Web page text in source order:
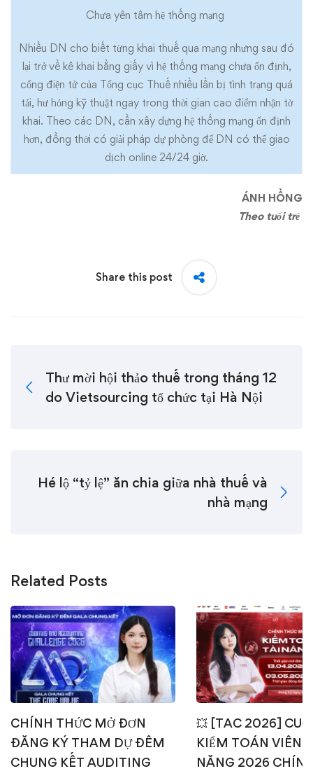
Chưa yên tâm hệ thống mạng
Nhiều DN cho biết từng khai thuế qua mạng nhưng sau đó
lại trở về kê khai bằng giấy vì hệ thống mạng chưa ổn định,
cổng điện tử của Tổng cục Thuế nhiều lần bị tình trạng quá
tải, hư hỏng kỹ thuật ngay trong thời gian cao điểm nhận tờ
khai. Theo các DN, cần xây dựng hệ thống mạng ổn định
hơn, đồng thời có giải pháp dự phòng để DN có thể giao
dịch online 24/24 giờ.
ÁNH HỒNG
Theo tuổi trẻ
Share this post
Thư mời hội thảo thuế trong tháng 12
do Vietsourcing tổ chức tại Hà Nội
Hé lộ “tỷ lệ” ăn chia giữa nhà thuế và
nhà mạng
Related Posts
CHÍNH THỨC MỞ ĐƠN
ĐĂNG KÝ THAM DỰ ĐÊM
CHUNG KẾT AUDITING
💥 [TAC 2026]
KIỂM TOÁN VIÊN
NĂNG 2026